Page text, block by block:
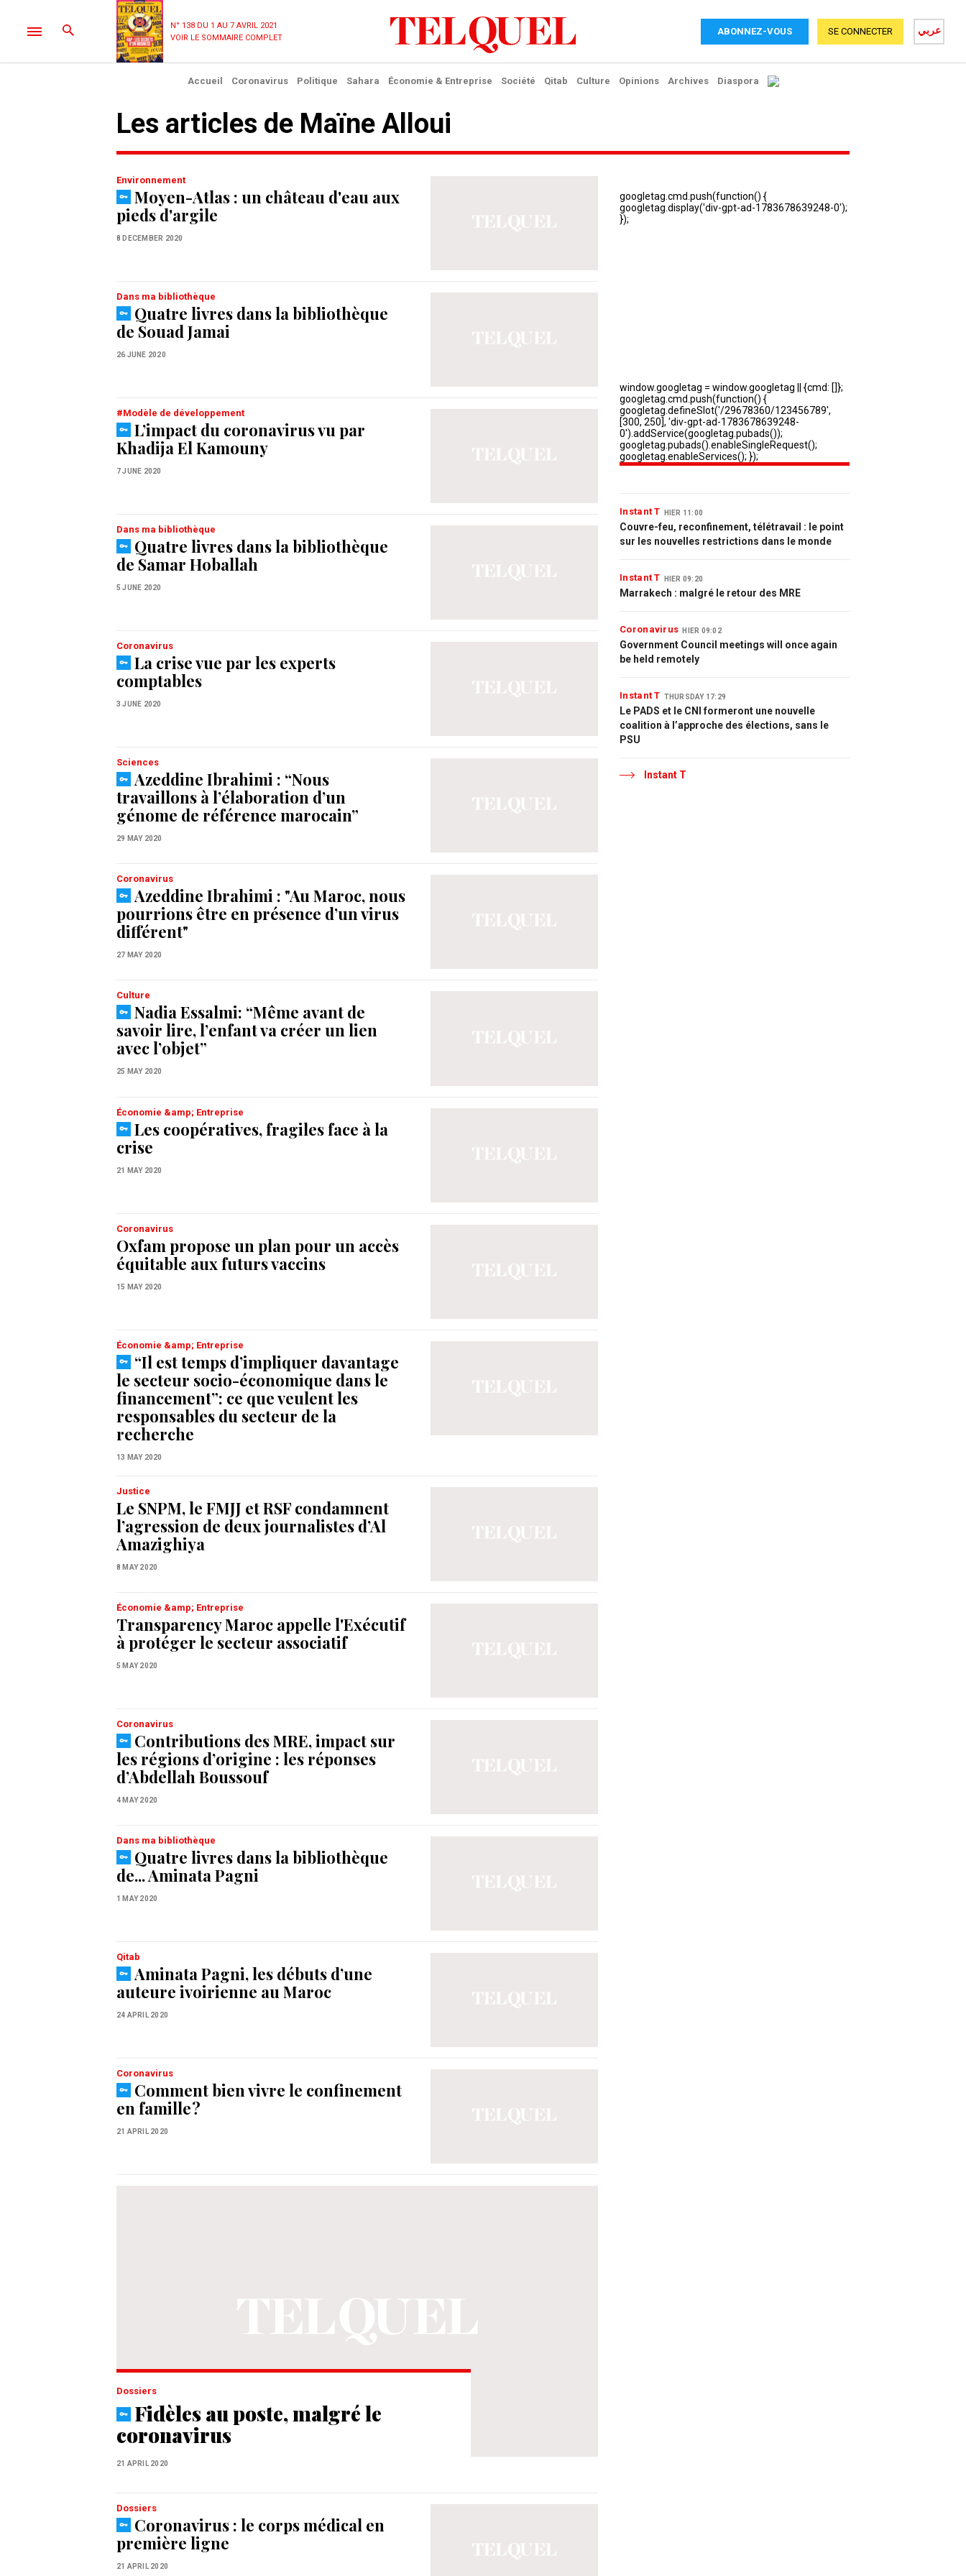
N° 138 DU 1 AU 7 AVRIL 2021
VOIR LE SOMMAIRE COMPLET
ABONNEZ-VOUS عربي SE CONNECTER
Accueil Coronavirus Politique Sahara Économie & Entreprise Société Qitab Culture Opinions Archives Diaspora
Les articles de Maïne Alloui
Environnement
Moyen-Atlas : un château d'eau aux
pieds d'argile
8 DECEMBER 2020
Dans ma bibliothèque
Quatre livres dans la bibliothèque
de Souad Jamai
26 JUNE 2020
#Modèle de développement
L’impact du coronavirus vu par
Khadija El Kamouny
7 JUNE 2020
Dans ma bibliothèque
Quatre livres dans la bibliothèque
de Samar Hoballah
5 JUNE 2020
Coronavirus
La crise vue par les experts
comptables
3 JUNE 2020
Sciences
Azeddine Ibrahimi : “Nous
travaillons à l’élaboration d’un
génome de référence marocain”
29 MAY 2020
Coronavirus
Azeddine Ibrahimi : "Au Maroc, nous
pourrions être en présence d’un virus
différent"
27 MAY 2020
Culture
Nadia Essalmi: “Même avant de
savoir lire, l’enfant va créer un lien
avec l’objet”
25 MAY 2020
Économie &amp; Entreprise
Les coopératives, fragiles face à la
crise
21 MAY 2020
Coronavirus
Oxfam propose un plan pour un accès
équitable aux futurs vaccins
15 MAY 2020
Économie &amp; Entreprise
“Il est temps d’impliquer davantage
le secteur socio-économique dans le
financement”: ce que veulent les
responsables du secteur de la
recherche
13 MAY 2020
Justice
Le SNPM, le FMJJ et RSF condamnent
l’agression de deux journalistes d’Al
Amazighiya
8 MAY 2020
Économie &amp; Entreprise
Transparency Maroc appelle l'Exécutif
à protéger le secteur associatif
5 MAY 2020
Coronavirus
Contributions des MRE, impact sur
les régions d’origine : les réponses
d’Abdellah Boussouf
4 MAY 2020
Dans ma bibliothèque
Quatre livres dans la bibliothèque
de... Aminata Pagni
1 MAY 2020
Qitab
Aminata Pagni, les débuts d’une
auteure ivoirienne au Maroc
24 APRIL 2020
Coronavirus
Comment bien vivre le confinement
en famille ?
21 APRIL 2020
Dossiers
Fidèles au poste, malgré le
coronavirus
21 APRIL 2020
Dossiers
Coronavirus : le corps médical en
première ligne
21 APRIL 2020
Instant T HIER 11:00
Couvre-feu, reconfinement, télétravail : le point
sur les nouvelles restrictions dans le monde
Instant T HIER 09:20
Marrakech : malgré le retour des MRE
Coronavirus HIER 09:02
Government Council meetings will once again
be held remotely
Instant T THURSDAY 17:29
Le PADS et le CNI formeront une nouvelle
coalition à l’approche des élections, sans le
PSU
Instant T